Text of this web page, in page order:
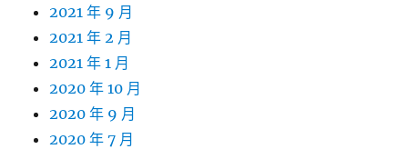
2021 年 9 月
2021 年 2 月
2021 年 1 月
2020 年 10 月
2020 年 9 月
2020 年 7 月